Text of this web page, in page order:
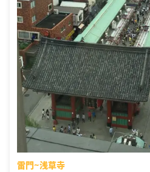
雷門~浅草寺